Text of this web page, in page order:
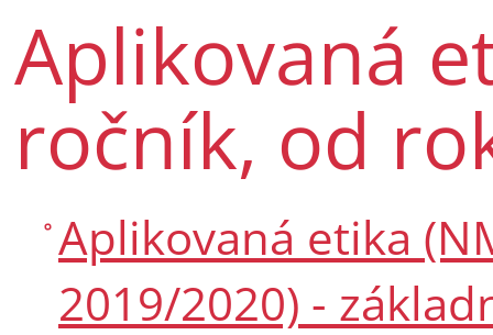
Aplikovaná
ročník, od
Aplikovaná etika
2019/2020) -